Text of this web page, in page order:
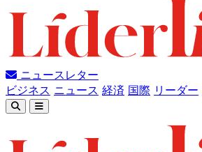
ニュースレター
ビジネス ニュース 経済 国際 リーダー